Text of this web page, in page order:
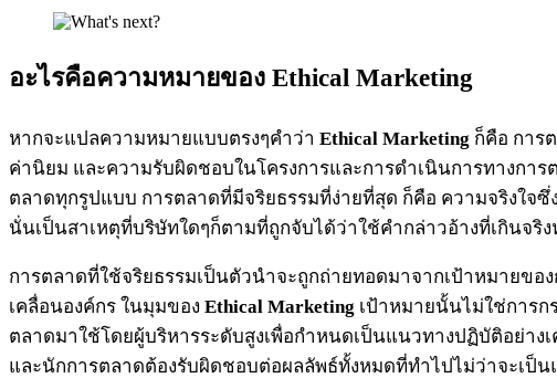
อะไรคือความหมายของ Ethical Marketing
หากจะแปลความหมายแบบตรงๆคำว่า Ethical Marketing ก็คือ การ
ค่านิยม และความรับผิดชอบในโครงการและการดำเนินการทางกา
ตลาดทุกรูปแบบ การตลาดที่มีจริยธรรมที่ง่ายที่สุด ก็คือ ความจริงใ
นั่นเป็นสาเหตุที่บริษัทใดๆก็ตามที่ถูกจับได้ว่าใช้คำกล่าวอ้างที่เกินจริ
การตลาดที่ใช้จริยธรรมเป็นตัวนำจะถูกถ่ายทอดมาจากเป้าหมายขอ
เคลื่อนองค์กร ในมุมของ Ethical Marketing เป้าหมายนั้นไม่ใช่การก
ตลาดมาใช้โดยผู้บริหารระดับสูงเพื่อกำหนดเป็นแนวทางปฏิบัติอย่าง
และนักการตลาดต้องรับผิดชอบต่อผลลัพธ์ทั้งหมดที่ทำไปไม่ว่าจะเป็